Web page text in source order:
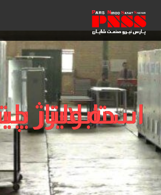
استابلایزر یا تثبیت